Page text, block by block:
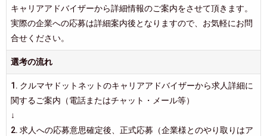
キャリアアドバイザーから詳細情報のご案内をさせて頂きます。
実際の企業への応募は詳細案内後となりますので、お気軽にお問
合せください。
選考の流れ
1. クルマヤドットネットのキャリアアドバイザーから求人詳細に
関するご案内（電話またはチャット・メール等）
↓
2. 求人への応募意思確定後、正式応募（企業様とのやり取りはア